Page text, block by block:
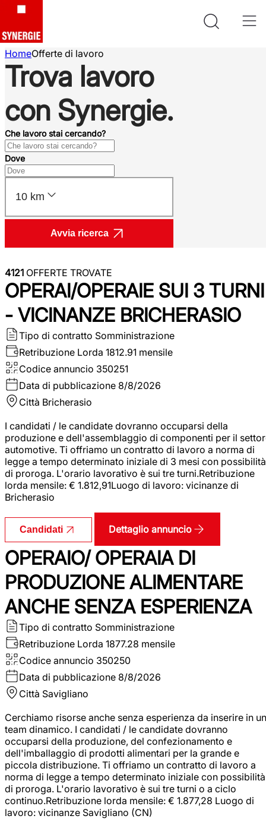
HomeOfferte di lavoro
Trova lavoro
con Synergie.
Che lavoro stai cercando?
Dove
10 km
Avvia ricerca
4121 OFFERTE TROVATE
OPERAI/OPERAIE SUI 3 TURNI
- VICINANZE BRICHERASIO
Tipo di contratto Somministrazione
Retribuzione Lorda 1812.91 mensile
Codice annuncio 350251
Data di pubblicazione 8/8/2026
Città Bricherasio
I candidati / le candidate dovranno occuparsi della
produzione e dell'assemblaggio di componenti per il
automotive. Ti offriamo un contratto di lavoro a norma di
legge a tempo determinato iniziale di 3 mesi con possibilità
di proroga. L'orario lavorativo è sui tre turni.Retribuzione
lorda mensile: € 1.812,91Luogo di lavoro: vicinanze di
Bricherasio
Candidati Dettaglio annuncio
OPERAIO/ OPERAIA DI
PRODUZIONE ALIMENTARE
ANCHE SENZA ESPERIENZA
Tipo di contratto Somministrazione
Retribuzione Lorda 1877.28 mensile
Codice annuncio 350250
Data di pubblicazione 8/8/2026
Città Savigliano
Cerchiamo risorse anche senza esperienza da inserire in un
team dinamico. I candidati / le candidate dovranno
occuparsi della produzione, del confezionamento e
dell'imballaggio di prodotti alimentari per la grande e
piccola distribuzione. Ti offriamo un contratto di lavoro a
norma di legge a tempo determinato iniziale con possibilità
di proroga. L'orario lavorativo è sui tre turni o a ciclo
continuo.Retribuzione lorda mensile: € 1.877,28 Luogo di
lavoro: vicinanze Savigliano (CN)